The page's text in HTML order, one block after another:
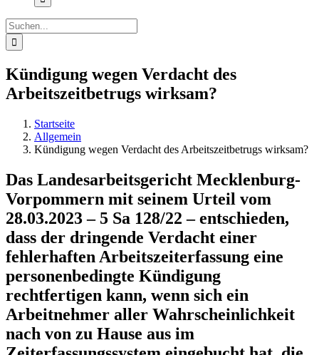
Suche
nach:
Kündigung wegen Verdacht des
Arbeitszeitbetrugs wirksam?
Startseite
Allgemein
Kündigung wegen Verdacht des Arbeitszeitbetrugs wirksam?
Das Landesarbeitsgericht Mecklenburg-
Vorpommern mit seinem Urteil vom
28.03.2023 – 5 Sa 128/22 – entschieden,
dass der dringende Verdacht einer
fehlerhaften Arbeitszeiterfassung eine
personenbedingte Kündigung
rechtfertigen kann, wenn sich ein
Arbeitnehmer aller Wahrscheinlichkeit
nach von zu Hause aus im